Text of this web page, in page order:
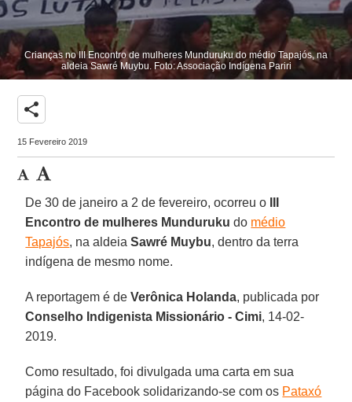
Crianças no III Encontro de mulheres Munduruku do médio Tapajós, na
aldeia Sawré Muybu. Foto: Associação Indígena Pariri
share
15 Fevereiro 2019
De 30 de janeiro a 2 de fevereiro, ocorreu o
Encontro de mulheres Munduruku do médio
Tapajós, na aldeia Sawré Muybu, dentro da terra
indígena de mesmo nome.
A reportagem é deVerônica Holanda, publicada por
Conselho Indigenista Missionário - Cimi, 14-02-
2019.
Como resultado, foi divulgada uma carta em sua
página do Facebook solidarizando-se com os Pataxó